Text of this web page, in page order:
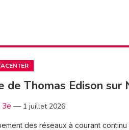
de Thomas Edison sur
3e — 1 juillet 2026
des réseaux à courant continu